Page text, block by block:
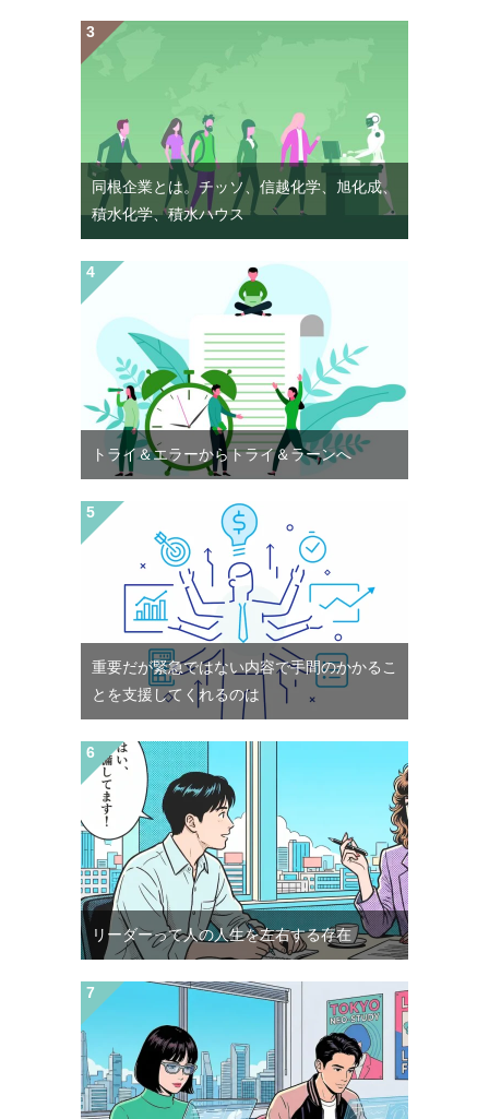
同根企業とは。チッソ、信越化学、旭化成、
積水化学、積水ハウス
トライ＆エラーからトライ＆ラーンへ
重要だが緊急ではない内容で手間のかかるこ
とを支援してくれるのは
リーダーって人の人生を左右する存在